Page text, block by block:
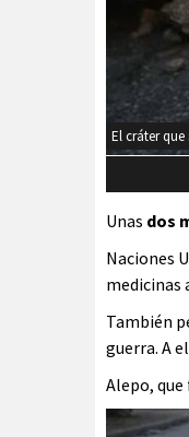
El cráter
Unas dos
Naciones
medicinas
También
guerra. A
Alepo,